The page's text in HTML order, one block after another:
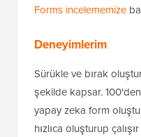
Forms incelememize
Deneyimlerim
Sürükle ve bırak
şekilde kapsar.
yapay zeka form
hızlıca oluşturup